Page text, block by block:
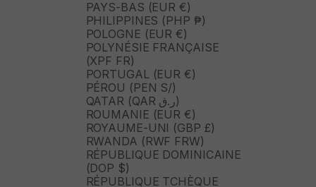
PAYS-BAS (EUR €)
PHILIPPINES (PHP ₱)
POLOGNE (EUR €)
POLYNÉSIE FRANÇAISE
(XPF FR)
PORTUGAL (EUR €)
PÉROU (PEN S/)
QATAR (QAR ر.ق)
ROUMANIE (EUR €)
ROYAUME-UNI (GBP £)
RWANDA (RWF FRW)
RÉPUBLIQUE DOMINICAINE
(DOP $)
RÉPUBLIQUE TCHÈQUE